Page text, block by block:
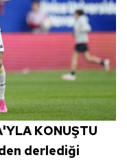
KONUŞTU
derlediği